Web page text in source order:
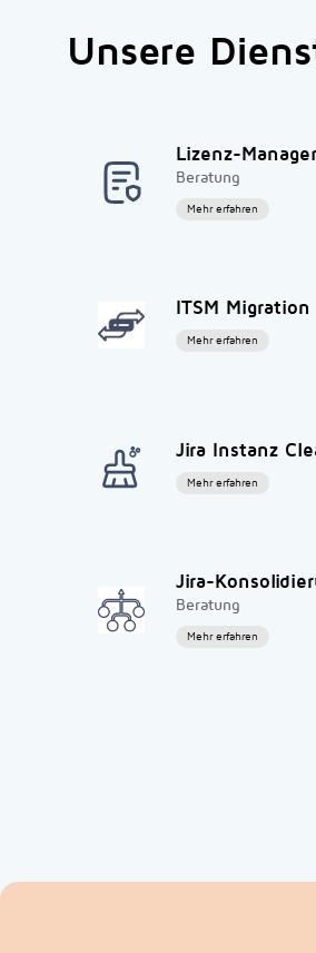
Unsere
Lizenz-
Beratung
Mehr erfahren
ITSM Migration
Mehr erfahren
Jira Instanz
Mehr erfahren
Jira-
Beratung
Mehr erfahren